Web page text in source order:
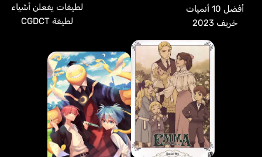
أفضل 10 أنميات
خريف 2023
لطيفات يفعلن أشياء
لطيفة CGDCT